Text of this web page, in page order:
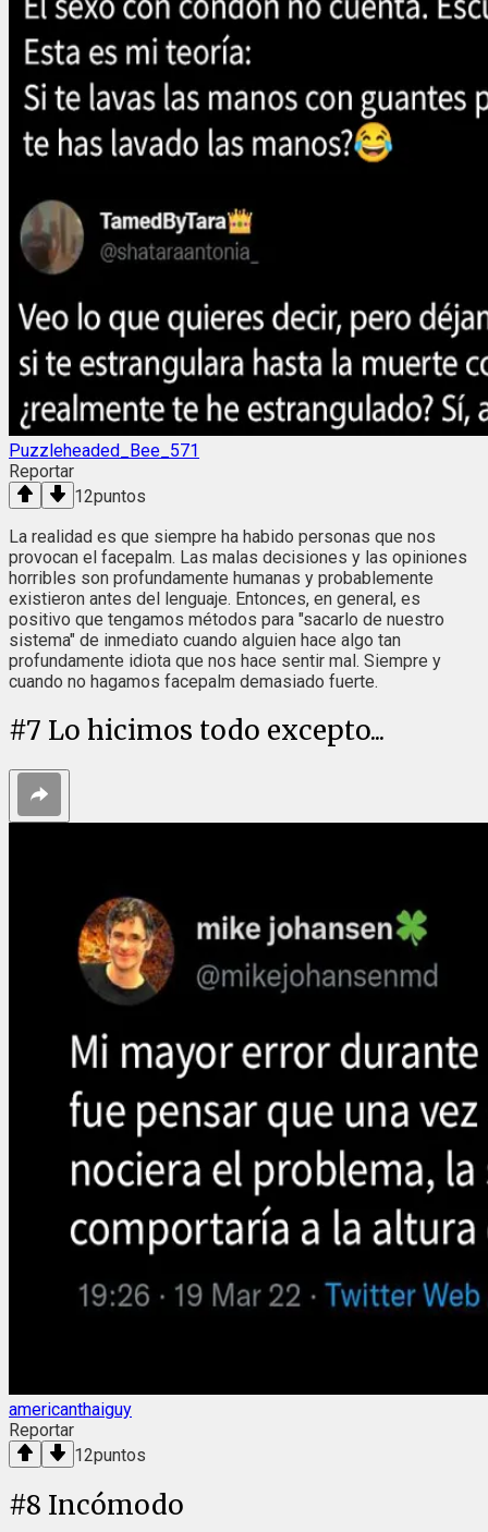
Puzzleheaded_Bee_571
Reportar
12puntos
La realidad es que siempre ha habido personas que nos
provocan el facepalm. Las malas decisiones y las opiniones
horribles son profundamente humanas y probablemente
existieron antes del lenguaje. Entonces, en general, es
positivo que tengamos métodos para "sacarlo de nuestro
sistema" de inmediato cuando alguien hace algo tan
profundamente idiota que nos hace sentir mal. Siempre y
cuando no hagamos facepalm demasiado fuerte.
#7 Lo hicimos todo excepto...
americanthaiguy
Reportar
12puntos
#8 Incómodo